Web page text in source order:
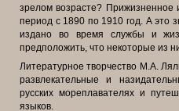
зрелом возрасте? Прижизненное
период с 1890 по 1910 год. А это
издано во время службы и
предположить, что некоторые из
Литературное творчество М.А.
развлекательные и
русских мореплавателях и
языков.